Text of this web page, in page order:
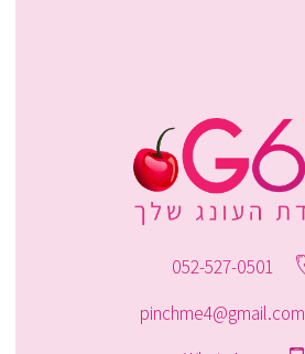
052-527-0501
pinchme4@gmail.com